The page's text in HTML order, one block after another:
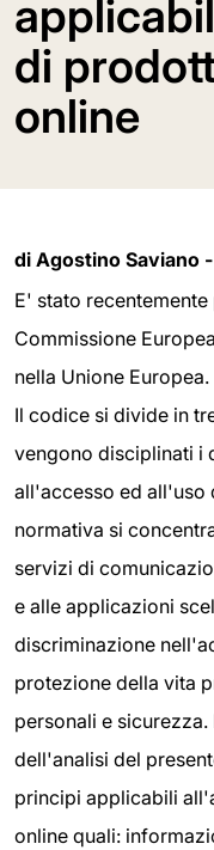
di
online
di Agostino Saviano -
E' stato
Commissione
nella Unione Europea.
Il codice si divide in
vengono disciplinati i
all'accesso ed all'uso
normativa si
servizi di
e alle applicazioni
discriminazione
protezione della vita
personali e
dell'analisi del
principi applicabili
online quali: